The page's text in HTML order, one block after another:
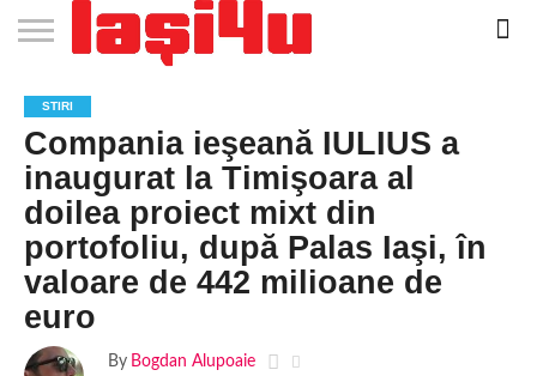
STIRI
APARTAMENTE
NOI IASI
STIRI
IASI
JOBS
IN
IASI
FILME
LA
CINEMA
CLUBURI /
DISCOTECI
BARURI /
CAFENELE
SALI DE
FORTA
SI
FITNESS
SALOANE DE
INFRUMUSETARE
AGENTII
DE
TURISM
IASI
RESTAURANTE
IN IASI
PIZZA
IN
IASI
PISCINA
IN IASI
FLORARII
RADIO
LIVE
IN
IASI
SPALATORII
AUTO
TRACTARI
AUTO
TAXI
IN
IASI
CINEMA
TEATRU
HOTELURI
/
PENSIUNI
TEREN
SPORTIV
TEREN
TENIS
IASI
FARMACII
NON
STOP
COFFEE-
TO-GO
FIRME DE
PUBLICITATE
RENT
A
CAR
STIRI
Compania ieşeană IULIUS a
inaugurat la Timişoara al
doilea proiect mixt din
portofoliu, după Palas Iaşi, în
valoare de 442 milioane de
euro
By Bogdan Alupoaie